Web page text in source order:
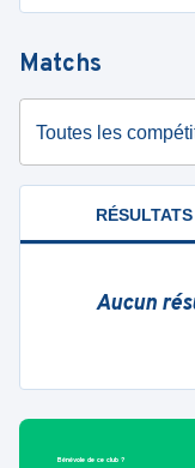
Matchs
Toutes les
RÉSULTATS
Aucun
Bénévole de ce club ?